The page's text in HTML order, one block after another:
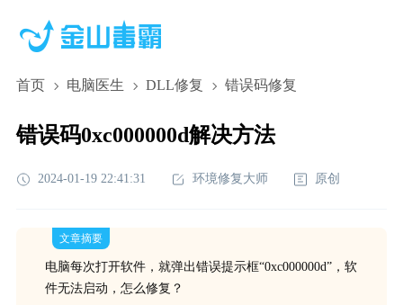
首页 电脑医生 DLL修复 错误码修复
错误码0xc000000d解决方法
2024-01-19 22:41:31 环境修复大师 原创
文章摘要
电脑每次打开软件，就弹出错误提示框“0xc000000d”，软
件无法启动，怎么修复？